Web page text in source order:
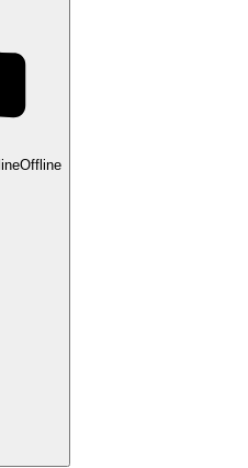
Offline